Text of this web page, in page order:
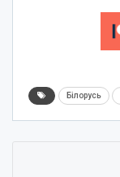
Білорусь